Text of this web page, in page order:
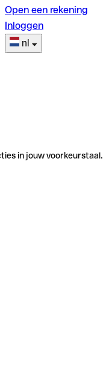
Open een rekening
Inloggen
nl
in jouw voorkeurstaal.